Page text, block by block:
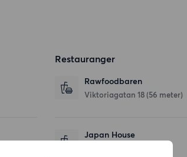
Restauranger
Rawfoodbaren
Viktoriagatan 18 (56 meter)
Japan House